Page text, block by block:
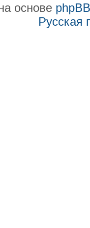
основе phpBB
Русская